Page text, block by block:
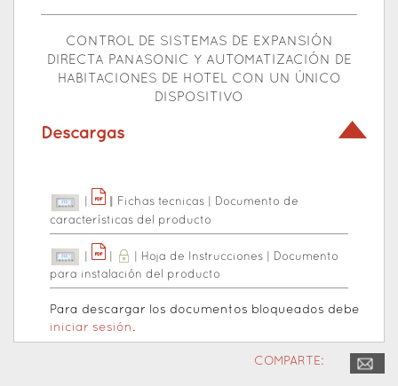
CONTROL DE SISTEMAS DE EXPANSIÓN
DIRECTA PANASONIC Y AUTOMATIZACIÓN DE
HABITACIONES DE HOTEL CON UN ÚNICO
DISPOSITIVO
Descargas
Fichas tecnicas
Documento de
características del producto
Hoja de Instrucciones
Documento
para instalación del producto
Para descargar los documentos bloqueados debe
iniciar sesión .
COMPARTE: